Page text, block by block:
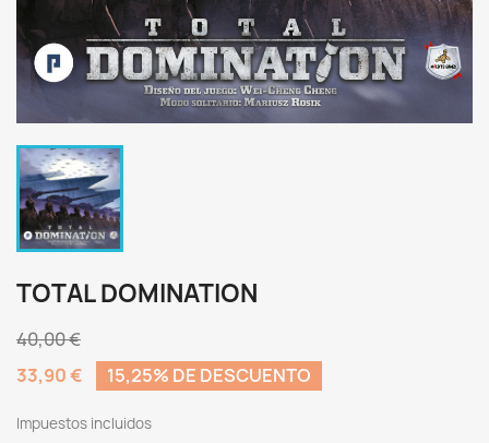
TOTAL DOMINATION
40,00 €
33,90 €
15,25% DE DESCUENTO
Impuestos incluidos